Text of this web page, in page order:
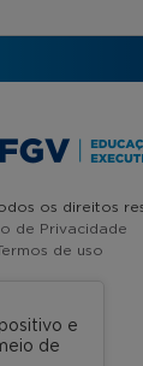
os direitos
de Privacidade
de uso
A FGV
e
de